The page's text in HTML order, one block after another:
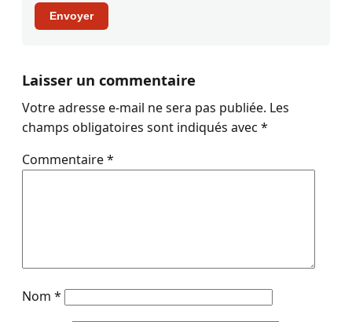
Envoyer
Laisser un commentaire
Votre adresse e-mail ne sera pas publiée. Les
champs obligatoires sont indiqués avec *
Commentaire*
Nom *